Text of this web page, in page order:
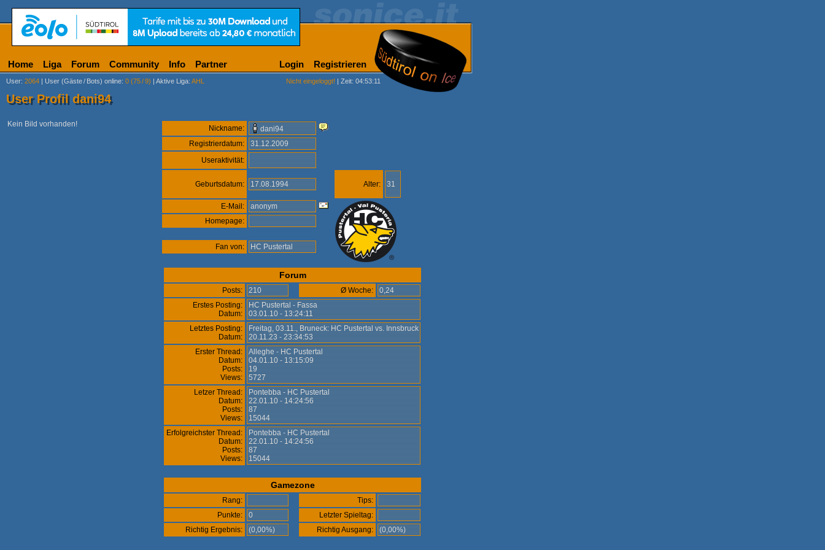
Home Liga Forum Community Info Partner Login Registrieren
User: 2064 | User (Gäste/ Bots) online: 0 (75/9) | Aktive Liga: AHL Nicht eingeloggt! | Zeit: 04:53:11
User Profil dani94
Kein Bild vorhanden! Nickname:
dani94
Registrierdatum:
31.12.2009
Useraktivität:
Geburtsdatum: 17.08.1994 Alter: 31
E-Mail:
anonym
Homepage:
Fan von: HC Pustertal
Forum
Posts: 210 Ø Woche:
0,24
Erstes Posting:
Datum:
HC Pustertal - Fassa
03.01.10 - 13:24:11
Letztes Posting:
Datum:
Freitag, 03.11., Bruneck: HC Pustertal vs. Innsbruck
20.11.23 - 23:34:53
Erster Thread:
Datum:
Posts:
Views:
Alleghe - HC Pustertal
04.01.10 - 13:15:09
19
5727
Letzer Thread:
Datum:
Posts:
Views:
Pontebba - HC Pustertal
22.01.10 - 14:24:56
87
15044
Erfolgreichster Thread:
Datum:
Posts:
Views:
Pontebba - HC Pustertal
22.01.10 - 14:24:56
87
15044
Gamezone
Rang:
Tips:
Punkte:
0
Letzter Spieltag:
Richtig Ergebnis:
(0,00%) Richtig Ausgang: (0,00%)